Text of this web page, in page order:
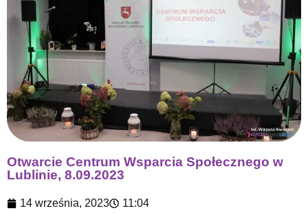
Otwarcie Centrum Wsparcia Społecznego w
Lublinie, 8.09.2023
14 września, 2023 11:04